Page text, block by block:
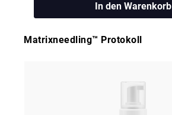
In den Warenkorb
Matrixneedling™ Protokoll